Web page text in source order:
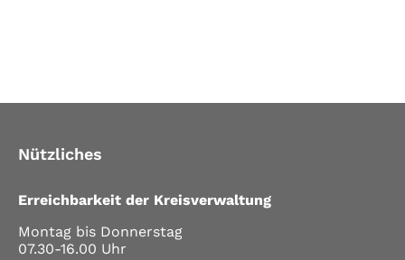
Nützliches
Erreichbarkeit der Kreisverwaltung
Montag bis Donnerstag
07.30-16.00 Uhr